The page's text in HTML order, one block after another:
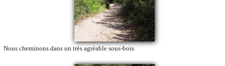
Nous cheminons dans un très agréable sous-bois